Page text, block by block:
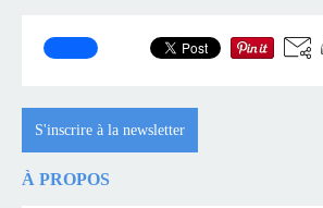
S'inscrire à la newsletter
À PROPOS